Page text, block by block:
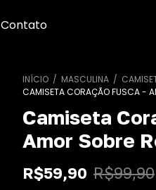
Contato
INÍCIO / MASCULINA /
CAMISETA CORAÇÃO FUSCA -
Camiseta
Amor Sobre
R$59,90 R$99,90